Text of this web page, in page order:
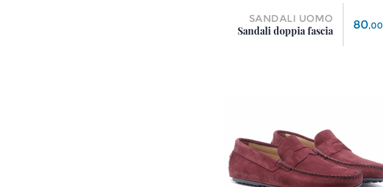
SANDALI UOMO
Sandali doppia fascia
Prezzo
80,00